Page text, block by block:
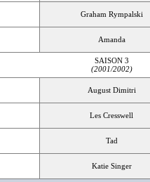
Graham Rympalski
Amanda
SAISON 3
(2001/2002)
August Dimitri
Les Cresswell
Tad
Katie Singer